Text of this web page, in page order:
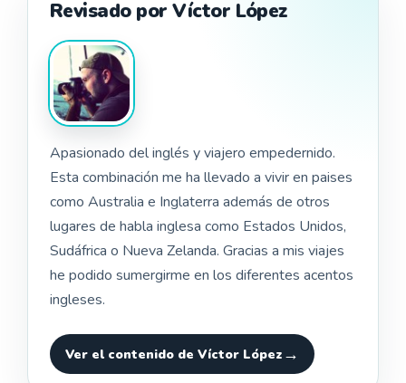
Revisado por Víctor López
Apasionado del inglés y viajero empedernido.
Esta combinación me ha llevado a vivir en paises
como Australia e Inglaterra además de otros
lugares de habla inglesa como Estados Unidos,
Sudáfrica o Nueva Zelanda. Gracias a mis viajes
he podido sumergirme en los diferentes acentos
ingleses.
Ver el contenido de Víctor López